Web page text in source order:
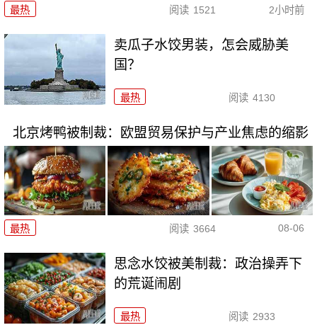
最热 阅读 1521 2小时前
卖瓜子水饺男装，怎会威胁美
国？
最热 阅读 4130
北京烤鸭被制裁：欧盟贸易保护与产业焦虑的缩影
最热 阅读 3664 08-06
思念水饺被美制裁：政治操弄下
的荒诞闹剧
最热 阅读 2933